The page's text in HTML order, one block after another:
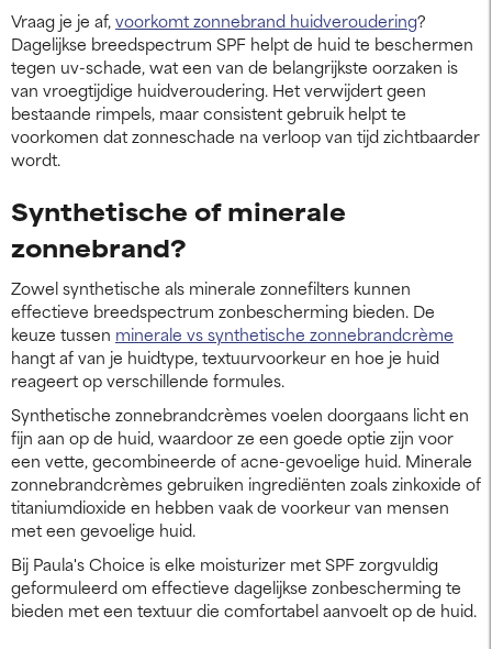
Vraag je je af,voorkomt zonnebrand huidveroudering?
Dagelijkse breedspectrum SPF helpt de huid te beschermen
tegen uv-schade, wat een van de belangrijkste oorzaken is
van vroegtijdige huidveroudering. Het verwijdert geen
bestaande rimpels, maar consistent gebruik helpt te
voorkomen dat zonneschade na verloop van tijd zichtbaarder
wordt.
Synthetische of minerale
zonnebrand?
Zowel synthetische als minerale zonnefilters kunnen
effectieve breedspectrum zonbescherming bieden. De
keuze tussen minerale vs synthetische zonnebrandcrème
hangt af van je huidtype, textuurvoorkeur en hoe je huid
reageert op verschillende formules.
Synthetische zonnebrandcrèmes voelen doorgaans licht en
fijn aan op de huid, waardoor ze een goede optie zijn voor
een vette, gecombineerde of acne-gevoelige huid. Minerale
zonnebrandcrèmes gebruiken ingrediënten zoals zinkoxide of
titaniumdioxide en hebben vaak de voorkeur van mensen
met een gevoelige huid.
Bij Paula's Choice is elke moisturizer met SPF zorgvuldig
geformuleerd om effectieve dagelijkse zonbescherming te
bieden met een textuur die comfortabel aanvoelt op de huid.